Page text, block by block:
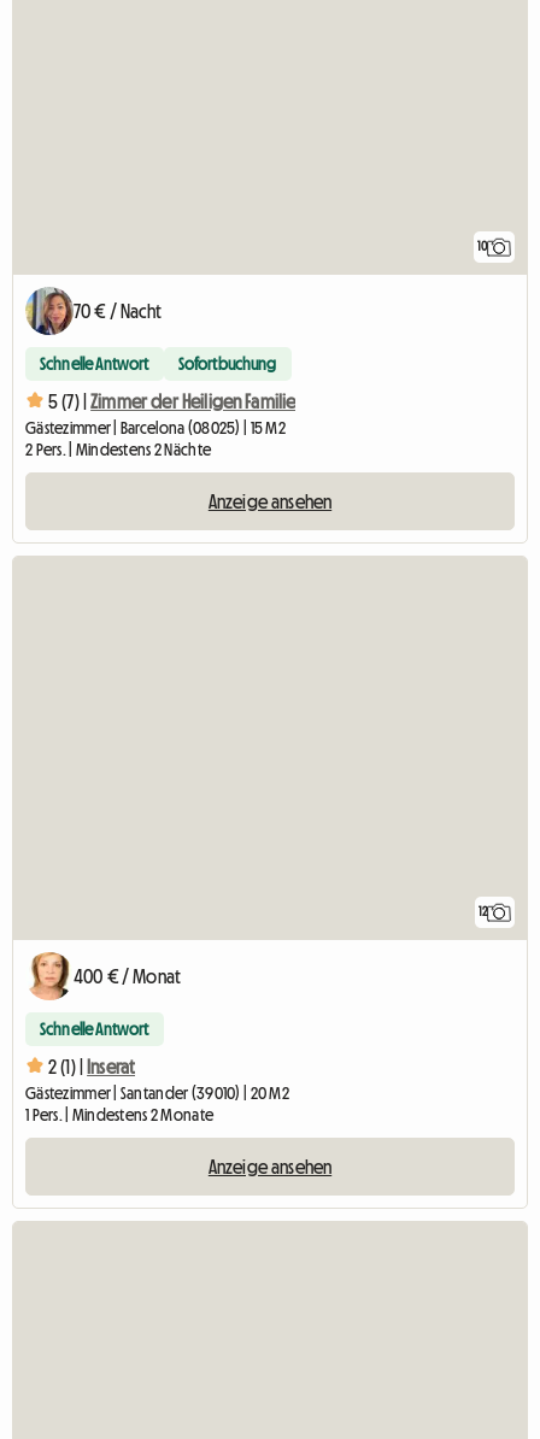
10
70 € / Nacht
Schnelle Antwort Sofortbuchung
5 (7) | Zimmer der Heiligen Familie
Gästezimmer | Barcelona (08025) | 15 M2
2 Pers. | Mindestens 2 Nächte
Anzeige ansehen
12
400 € / Monat
Schnelle Antwort
2 (1) | Inserat
Gästezimmer | Santander (39010) | 20 M2
1 Pers. | Mindestens 2 Monate
Anzeige ansehen